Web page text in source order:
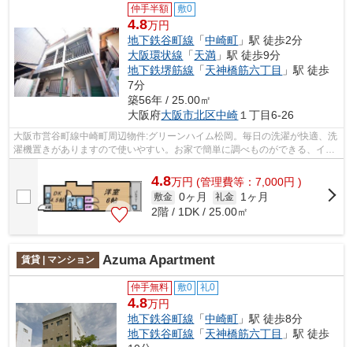
仲手半額 敷0
4.8万円
地下鉄谷町線 「中崎町 」駅 徒歩2分
大阪環状線 「天満 」駅 徒歩9分
地下鉄堺筋線 「天神橋筋六丁目 」駅 徒歩
7分
築56年 / 25.00㎡
大阪府大阪市北区中崎 １丁目6-26
大阪市営谷町線中崎町周辺物件:グリーンハイム松岡。毎日の洗濯が快適、洗
濯機置きがありますので使いやすい。お家で簡単に調べものができる、イン
ターネット回線あり。趣きのある木造...
4.8万円 (管理費等：7,000円 )
敷金 0ヶ月 礼金
1ヶ月
2階 / 1DK / 25.00㎡
賃貸 | マンション Azuma Apartment
仲手無料 敷0 礼0
4.8万円
地下鉄谷町線 「中崎町 」駅 徒歩8分
地下鉄谷町線 「天神橋筋六丁目 」駅 徒歩